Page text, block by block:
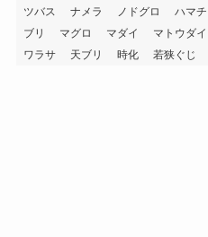
ツバス ナメラ ノドグロ ハマチ
ブリ
マグロ マダイ マトウダイ
ワラサ
天ブリ 時化 若狭ぐじ